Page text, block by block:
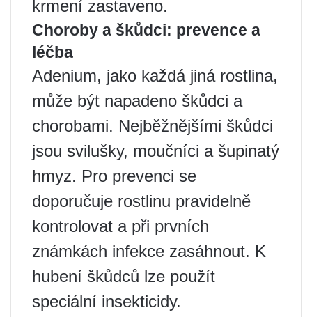
krmení zastaveno.
Choroby a škůdci: prevence a
léčba
Adenium, jako každá jiná rostlina,
může být napadeno škůdci a
chorobami. Nejběžnějšími škůdci
jsou svilušky, moučníci a šupinatý
hmyz. Pro prevenci se
doporučuje rostlinu pravidelně
kontrolovat a při prvních
známkách infekce zasáhnout. K
hubení škůdců lze použít
speciální insekticidy.